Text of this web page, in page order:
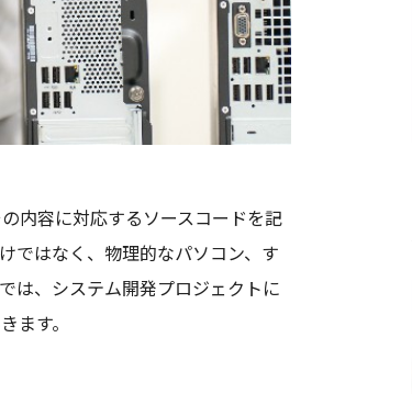
内容に対応するソースコードを記
ではなく、物理的なパソコン、す
は、システム開発プロジェクトに
ます。